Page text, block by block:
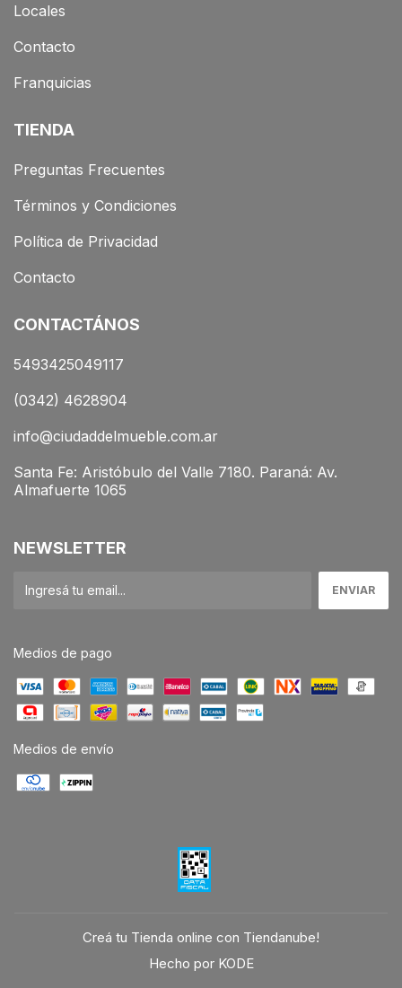
Locales
Contacto
Franquicias
TIENDA
Preguntas Frecuentes
Términos y Condiciones
Política de Privacidad
Contacto
CONTACTÁNOS
5493425049117
(0342) 4628904
info@ciudaddelmueble.com.ar
Santa Fe: Aristóbulo del Valle 7180. Paraná: Av.
Almafuerte 1065
NEWSLETTER
Medios de pago
Medios de envío
Creá tu Tienda online con Tiendanube!
Hecho por KODE